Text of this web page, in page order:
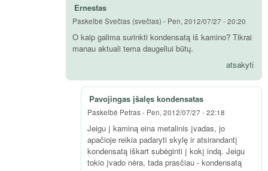
Ernestas
Paskelbė Svečias (svečias) - Pen, 2012/07/27 - 20:20
O kaip galima surinkti kondensatą iš kamino? Tikrai
manau aktuali tema daugeliui būtų.
atsakyti
Pavojingas įšalęs kondensatas
Paskelbė Petras- Pen, 2012/07/27 - 22:18
Jeigu į kaminą eina metalinis įvadas, jo
apačioje reikia padaryti skylę ir atsirandantį
kondensatą iškart subėginti į kokį indą. Jeigu
tokio įvado nėra, tada prasčiau - kondensatą